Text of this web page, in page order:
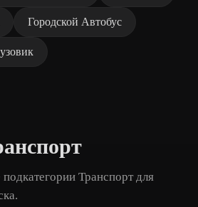
Городской Автобус
Транспорт для